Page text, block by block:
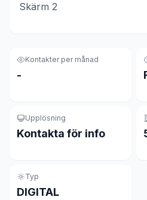
Skärm 2
Kontakter per månad
-
Upplösning
Kontakta för info
Typ
DIGITAL